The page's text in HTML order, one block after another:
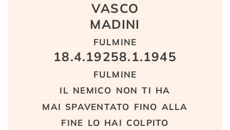
VASCO
MADINI
fulmine
18.4.1925­8.1.1945
fulmine
il nemico non ti ha
mai spaventato fino alla
fine lo hai colpito